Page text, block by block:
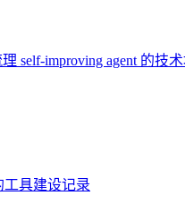
self-improving agent 的技
工具建设记录